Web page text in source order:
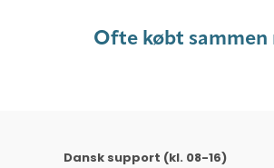
Ofte købt sammen
Dansk support (kl. 08-16)